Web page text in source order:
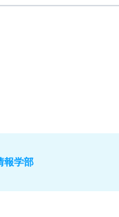
報学部